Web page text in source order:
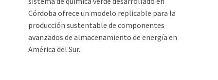
Córdoba ofrece un modelo replicable para la
producción sustentable de componentes
avanzados de almacenamiento de energía en
América del Sur.